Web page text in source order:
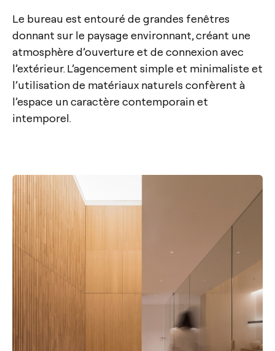
Le bureau est entouré de grandes fenêtres
donnant sur le paysage environnant, créant une
atmosphère d’ouverture et de connexion avec
l’extérieur. L’agencement simple et minimaliste et
l’utilisation de matériaux naturels confèrent à
l’espace un caractère contemporain et
intemporel.